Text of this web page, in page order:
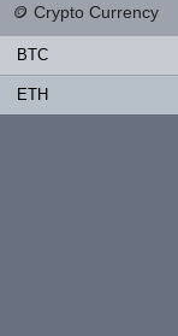
🪙 Crypto Currency
BTC
ETH